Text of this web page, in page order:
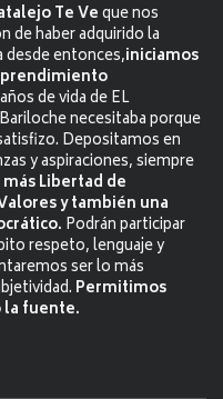
Te Veque nos
de haber adquirido la
desde entonces,iniciamos
de vida de EL
necesitaba porque
Depositamos en
y aspiraciones, siempre
Libertad de
y también una
Podrán participar
respeto, lenguaje y
ser lo más
Permitimos
la fuente.